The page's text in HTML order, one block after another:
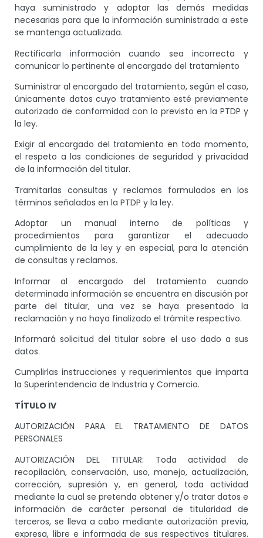
haya suministrado y adoptar las demás medidas
necesarias para que la información suministrada a este
se mantenga actualizada.
Rectificarla información cuando sea incorrecta y
comunicar lo pertinente al encargado del tratamiento
Suministrar al encargado del tratamiento, según el caso,
únicamente datos cuyo tratamiento esté previamente
autorizado de conformidad con lo previsto en la PTDP y
la ley.
Exigir al encargado del tratamiento en todo momento,
el respeto a las condiciones de seguridad y privacidad
de la información del titular.
Tramitarlas consultas y reclamos formulados en los
términos señalados en la PTDP y la ley.
Adoptar un manual interno de políticas y
procedimientos para garantizar el adecuado
cumplimiento de la ley y en especial, para la atención
de consultas y reclamos.
Informar al encargado del tratamiento cuando
determinada información se encuentra en discusión por
parte del titular, una vez se haya presentado la
reclamación y no haya finalizado el trámite respectivo.
Informará solicitud del titular sobre el uso dado a sus
datos.
Cumplirlas instrucciones y requerimientos que imparta
la Superintendencia de Industria y Comercio.
TÍTULO IV
AUTORIZACIÓN PARA EL TRATAMIENTO DE DATOS
PERSONALES
AUTORIZACIÓN DEL TITULAR: Toda actividad de
recopilación, conservación, uso, manejo, actualización,
corrección, supresión y, en general, toda actividad
mediante la cual se pretenda obtener y/o tratar datos e
información de carácter personal de titularidad de
terceros, se lleva a cabo mediante autorización previa,
expresa, libre e informada de sus respectivos titulares.